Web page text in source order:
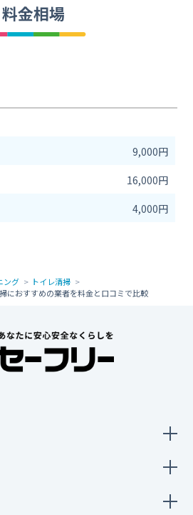
料金相場
9,000円
16,000円
4,000円
ング
トイレ清掃
におすすめの業者を料金と口コミで比較